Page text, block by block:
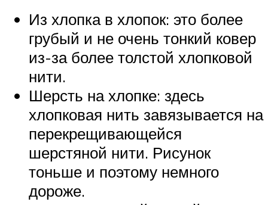
Из хлопка в хлопок: это более
грубый и не очень тонкий ковер
из-за более толстой хлопковой
нити.
Шерсть на хлопке: здесь
хлопковая нить завязывается на
перекрещивающейся
шерстяной нити. Рисунок
тоньше и поэтому немного
дороже.